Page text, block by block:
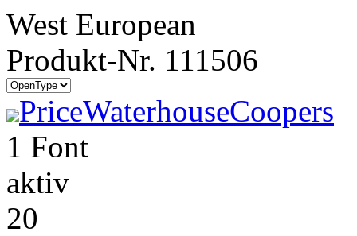
West European
Produkt-Nr. 111506
PriceWaterhouseCoopers
1 Font
aktiv
20